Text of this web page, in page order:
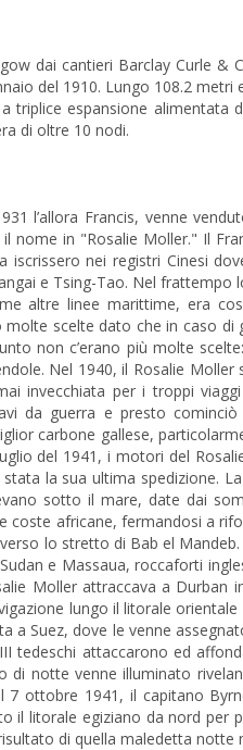
dai cantieri Barclay Curle &
del 1910. Lungo 108.2
triplice espansione alimentata
di oltre 10 nodi.
l’allora Francis, venne
nome in "Rosalie Moller." Il
iscrissero nei registri Cinesi
e Tsing-Tao. Nel
altre linee marittime, era
molte scelte dato che in caso di
non c’erano più molte
Nel 1940, il Rosalie
invecchiata per i troppi
da guerra e presto
carbone gallese,
del 1941, i motori del
la sua ultima spedizione.
sotto il mare, date dai
coste africane, fermandosi a
lo stretto di Bab el
e Massaua, roccaforti
Moller attraccava a Durban
lungo il litorale
a Suez, dove le venne
tedeschi attaccarono ed
di notte venne illuminato
7 ottobre 1941, il capitano
il litorale egiziano da nord per
di quella maledetta notte